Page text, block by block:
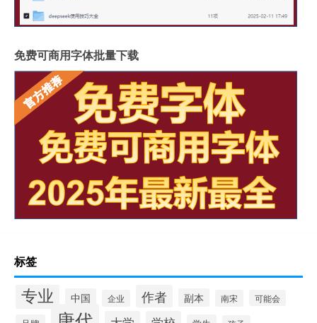
免费可商用字体批量下载
标签
专业 中国 企业 作者 副本 南宋 可能会